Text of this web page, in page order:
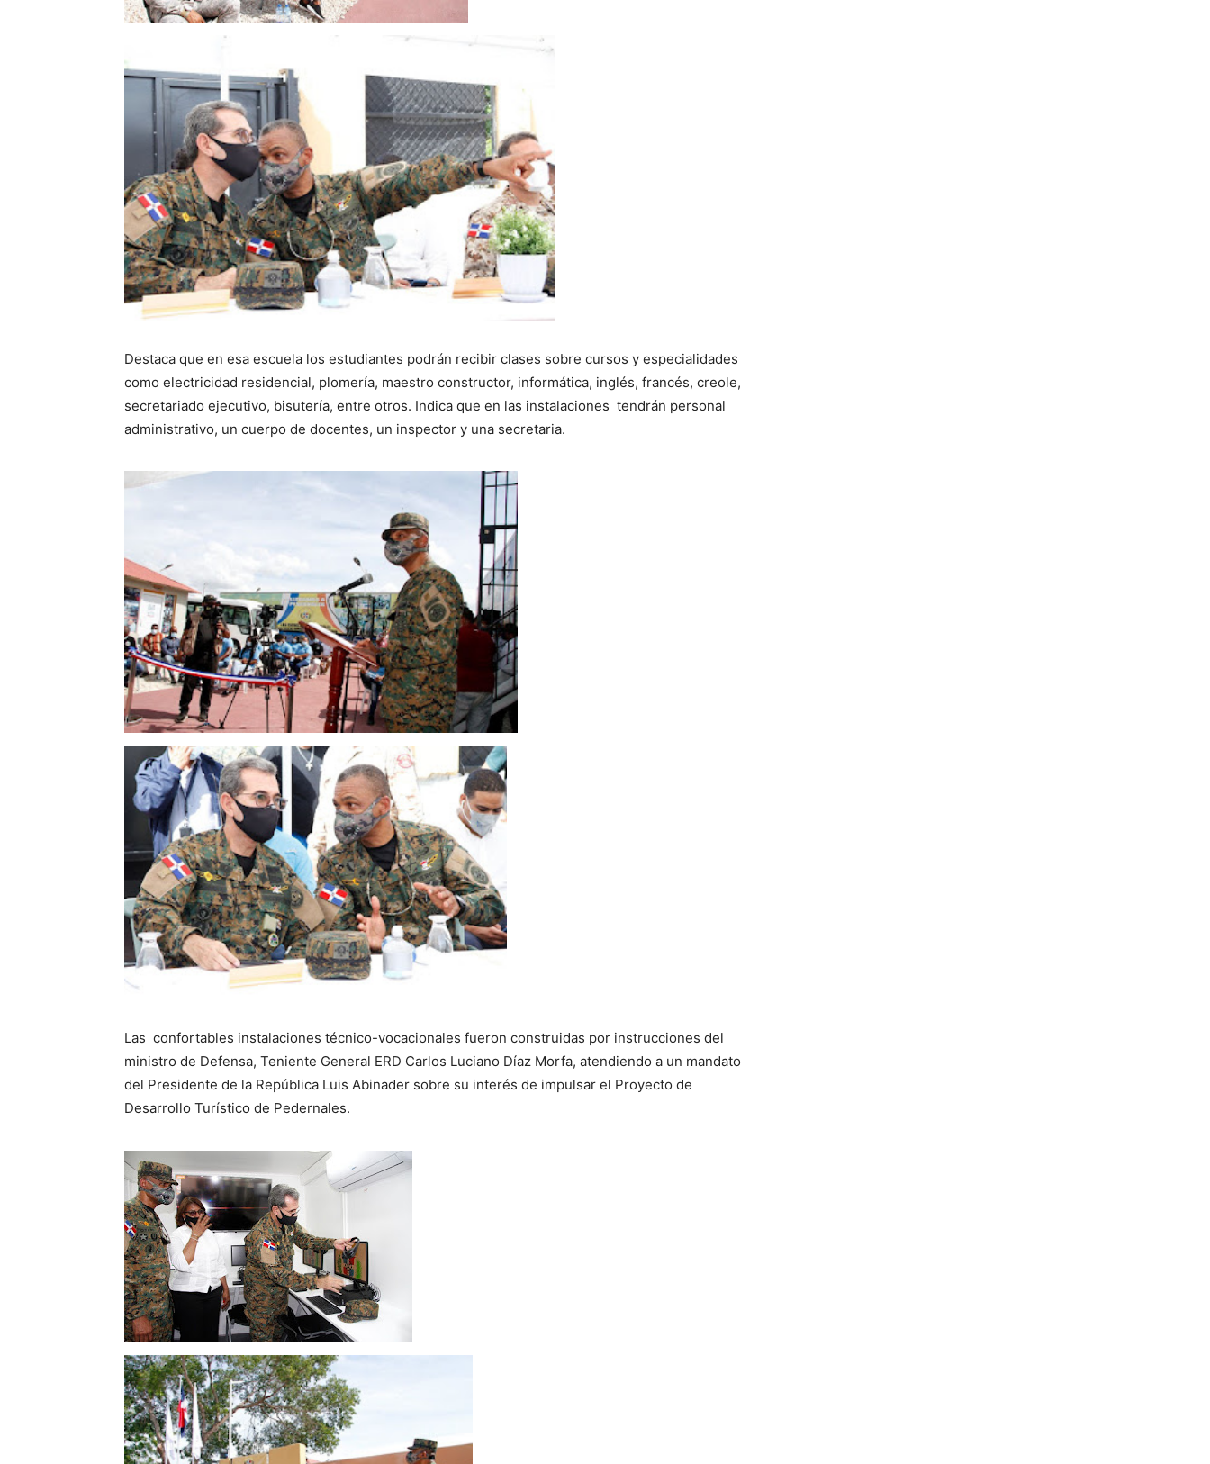
Destaca que en esa escuela los estudiantes podrán recibir clases sobre cursos y especialidades
como electricidad residencial, plomería, maestro constructor, informática, inglés, francés, creole,
secretariado ejecutivo, bisutería, entre otros. Indica que en las instalaciones tendrán personal
administrativo, un cuerpo de docentes, un inspector y una secretaria.
Las confortables instalaciones técnico-vocacionales fueron construidas por instrucciones del
ministro de Defensa, Teniente General ERD Carlos Luciano Díaz Morfa, atendiendo a un mandato
del Presidente de la República Luis Abinader sobre su interés de impulsar el Proyecto de
Desarrollo Turístico de Pedernales.